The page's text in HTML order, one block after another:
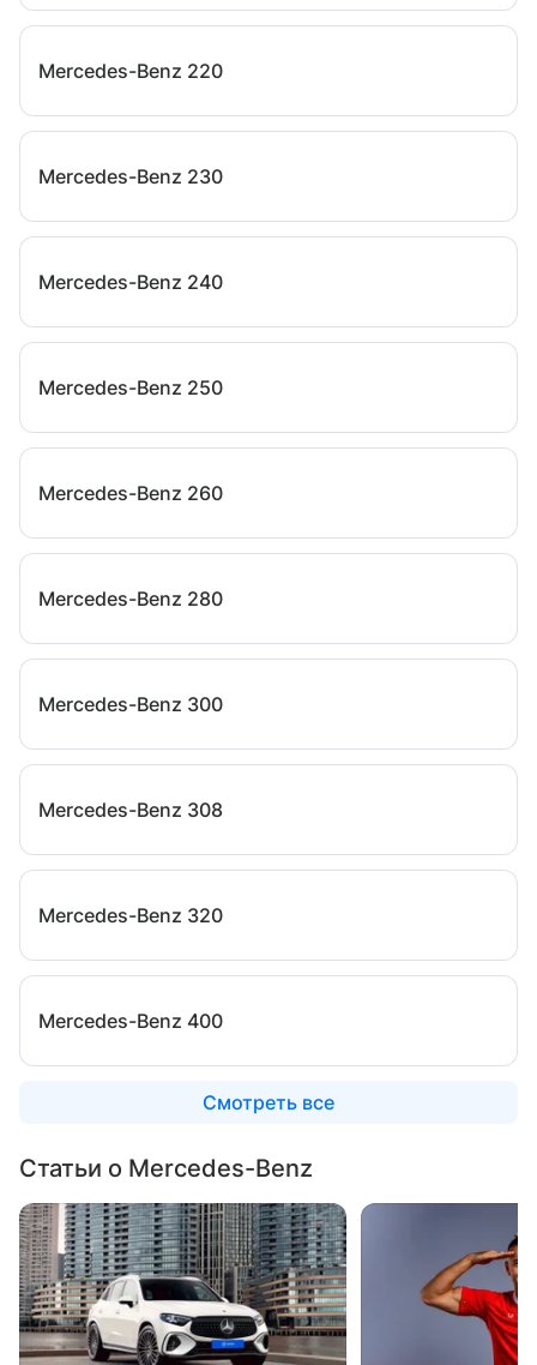
Mercedes-Benz 220
Mercedes-Benz 230
Mercedes-Benz 240
Mercedes-Benz 250
Mercedes-Benz 260
Mercedes-Benz 280
Mercedes-Benz 300
Mercedes-Benz 308
Mercedes-Benz 320
Mercedes-Benz 400
Смотреть все
Статьи о Mercedes-Benz